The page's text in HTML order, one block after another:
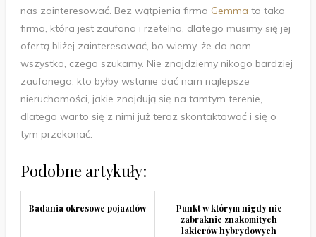
nas zainteresować. Bez wątpienia firma Gemma to taka
firma, która jest zaufana i rzetelna, dlatego musimy się jej
ofertą bliżej zainteresować, bo wiemy, że da nam
wszystko, czego szukamy. Nie znajdziemy nikogo bardziej
zaufanego, kto byłby wstanie dać nam najlepsze
nieruchomości, jakie znajdują się na tamtym terenie,
dlatego warto się z nimi już teraz skontaktować i się o
tym przekonać.
Podobne artykuły:
Badania okresowe pojazdów
Punkt w którym nigdy nie
zabraknie znakomitych
lakierów hybrydowych